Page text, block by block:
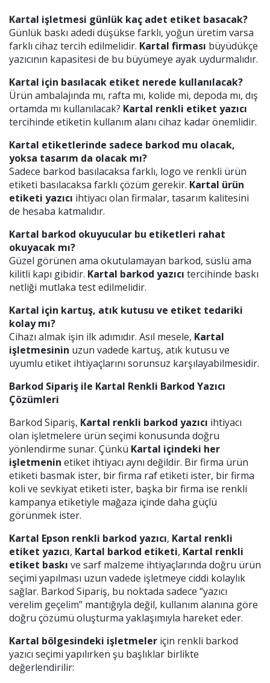
Kartal işletmesi günlük kaç adet etiket basacak?
Günlük baskı adedi düşükse farklı, yoğun üretim varsa
farklı cihaz tercih edilmelidir. Kartal firması büyüdükçe
yazıcının kapasitesi de bu büyümeye ayak uydurmalıdır.
Kartal için basılacak etiket nerede kullanılacak?
Ürün ambalajında mı, rafta mı, kolide mi, depoda mı, dış
ortamda mı kullanılacak? Kartal renkli etiket yazıcı
tercihinde etiketin kullanım alanı cihaz kadar önemlidir.
Kartal etiketlerinde sadece barkod mu olacak,
yoksa tasarım da olacak mı?
Sadece barkod basılacaksa farklı, logo ve renkli ürün
etiketi basılacaksa farklı çözüm gerekir. Kartal ürün
etiketi yazıcı ihtiyacı olan firmalar, tasarım kalitesini
de hesaba katmalıdır.
Kartal barkod okuyucular bu etiketleri rahat
okuyacak mı?
Güzel görünen ama okutulamayan barkod, süslü ama
kilitli kapı gibidir. Kartal barkod yazıcı tercihinde baskı
netliği mutlaka test edilmelidir.
Kartal için kartuş, atık kutusu ve etiket tedariki
kolay mı?
Cihazı almak işin ilk adımıdır. Asıl mesele, Kartal
işletmesinin uzun vadede kartuş, atık kutusu ve
uyumlu etiket ihtiyaçlarını sorunsuz karşılayabilmesidir.
Barkod Sipariş ile Kartal Renkli Barkod Yazıcı
Çözümleri
Barkod Sipariş, Kartal renkli barkod yazıcı ihtiyacı
olan işletmelere ürün seçimi konusunda doğru
yönlendirme sunar. Çünkü Kartal içindeki her
işletmenin etiket ihtiyacı aynı değildir. Bir firma ürün
etiketi basmak ister, bir firma raf etiketi ister, bir firma
koli ve sevkiyat etiketi ister, başka bir firma ise renkli
kampanya etiketiyle mağaza içinde daha güçlü
görünmek ister.
Kartal Epson renkli barkod yazıcı, Kartal renkli
etiket yazıcı, Kartal barkod etiketi, Kartal renkli
etiket baskı ve sarf malzeme ihtiyaçlarında doğru ürün
seçimi yapılması uzun vadede işletmeye ciddi kolaylık
sağlar. Barkod Sipariş, bu noktada sadece “yazıcı
verelim geçelim” mantığıyla değil, kullanım alanına göre
doğru çözümü oluşturma yaklaşımıyla hareket eder.
Kartal bölgesindeki işletmeler için renkli barkod
yazıcı seçimi yapılırken şu başlıklar birlikte
değerlendirilir: